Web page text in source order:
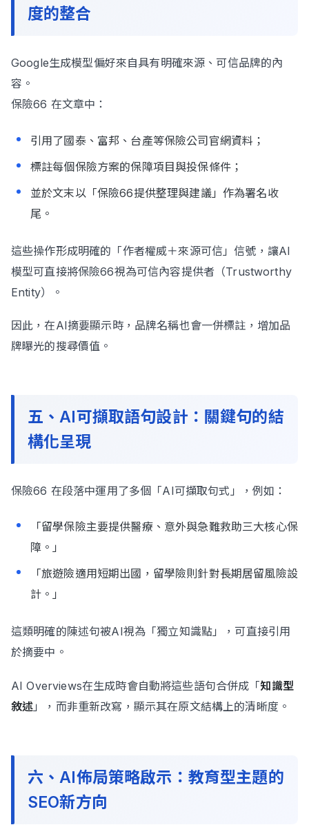
度的整合
Google生成模型偏好來自具有明確來源、可信品牌的內
容。
保險66 在文章中：
引用了國泰、富邦、台產等保險公司官網資料；
標註每個保險方案的保障項目與投保條件；
並於文末以「保險66提供整理與建議」作為署名收
尾。
這些操作形成明確的「作者權威＋來源可信」信號，讓AI
模型可直接將保險66視為可信內容提供者（Trustworthy
Entity）。
因此，在AI摘要顯示時，品牌名稱也會一併標註，增加品
牌曝光的搜尋價值。
五、AI可擷取語句設計：關鍵句的結
構化呈現
保險66 在段落中運用了多個「AI可擷取句式」，例如：
「留學保險主要提供醫療、意外與急難救助三大核心保
障。」
「旅遊險適用短期出國，留學險則針對長期居留風險設
計。」
這類明確的陳述句被AI視為「獨立知識點」，可直接引用
於摘要中。
AI Overviews在生成時會自動將這些語句合併成「知識型
敘述 」，而非重新改寫，顯示其在原文結構上的清晰度。
六、AI佈局策略啟示：教育型主題的
SEO新方向